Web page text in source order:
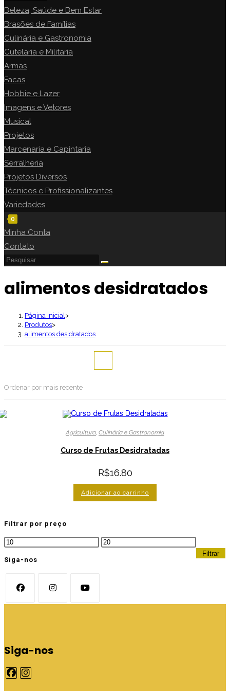
SITE
Beleza, Saúde e Bem Estar
Brasões de Famílias
Culinária e Gastronomia
Cutelaria e Militaria
Armas
Facas
Hobbie e Lazer
Imagens e Vetores
Musical
Projetos
Marcenaria e Capintaria
Serralheria
Projetos Diversos
Técnicos e Profissionalizantes
Variedades
0
Alternar
pesquisa
do
Minha Conta
Contato
Pesquisar
site
alimentos desidratados
Página inicial >
Produtos>
alimentos desidratados
Ordenar por mais recente
Agricultura, Culinária e Gastronomia
Curso de Frutas Desidratadas
R$16.80
Adicionar ao carrinho
Filtrar por preço
Preço
Preço
Filtrar
Siga-nos
Siga-nos